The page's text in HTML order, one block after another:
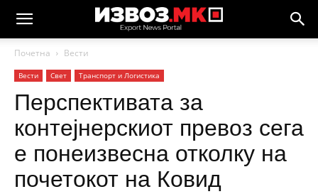
Почетна Вести
Вести Свет Транспорт и Логистика
Перспективата за
контејнерскиот превоз сега
е понеизвесна отколку на
почетокот на Ковид